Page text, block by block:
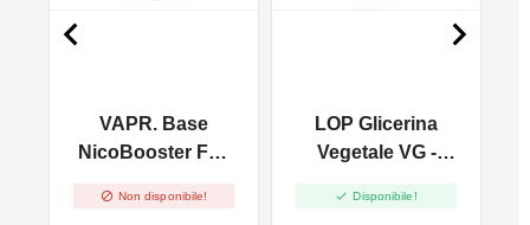
VAPR. Base
NicoBooster Full
 Non disponibile!
LOP Glicerina
Vegetale VG -
 Disponibile!
 